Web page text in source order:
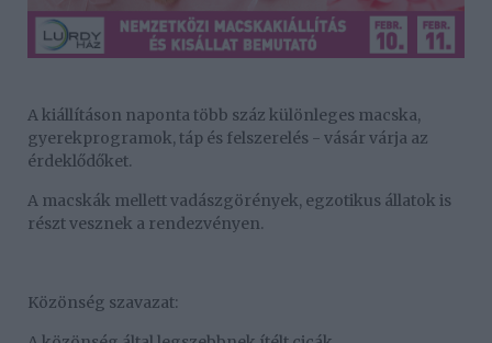
A kiállításon naponta több száz különleges macska,
gyerekprogramok, táp és felszerelés - vásár várja az
érdeklődőket.
A macskák mellett vadászgörények, egzotikus állatok is
részt vesznek a rendezvényen.
Közönség szavazat: